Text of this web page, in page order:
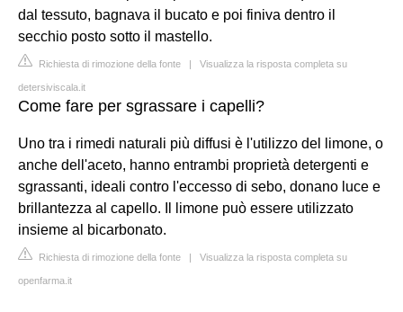
dal tessuto, bagnava il bucato e poi finiva dentro il
secchio posto sotto il mastello.
Richiesta di rimozione della fonte | Visualizza la risposta completa su
detersiviscala.it
Come fare per sgrassare i capelli?
Uno tra i rimedi naturali più diffusi è l'utilizzo del limone, o
anche dell'aceto, hanno entrambi proprietà detergenti e
sgrassanti, ideali contro l'eccesso di sebo, donano luce e
brillantezza al capello. Il limone può essere utilizzato
insieme al bicarbonato.
Richiesta di rimozione della fonte | Visualizza la risposta completa su
openfarma.it